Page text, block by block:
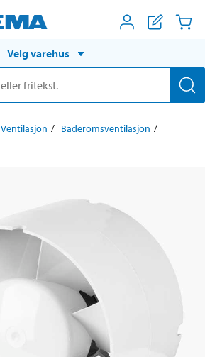
Velg varehus
Ventilasjon
Baderomsventilasjon